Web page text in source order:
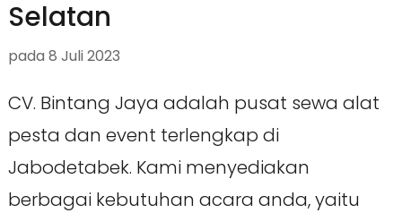
Selatan
pada 8 Juli 2023
CV. Bintang Jaya adalah pusat sewa alat
pesta dan event terlengkap di
Jabodetabek. Kami menyediakan
berbagai kebutuhan acara anda, yaitu